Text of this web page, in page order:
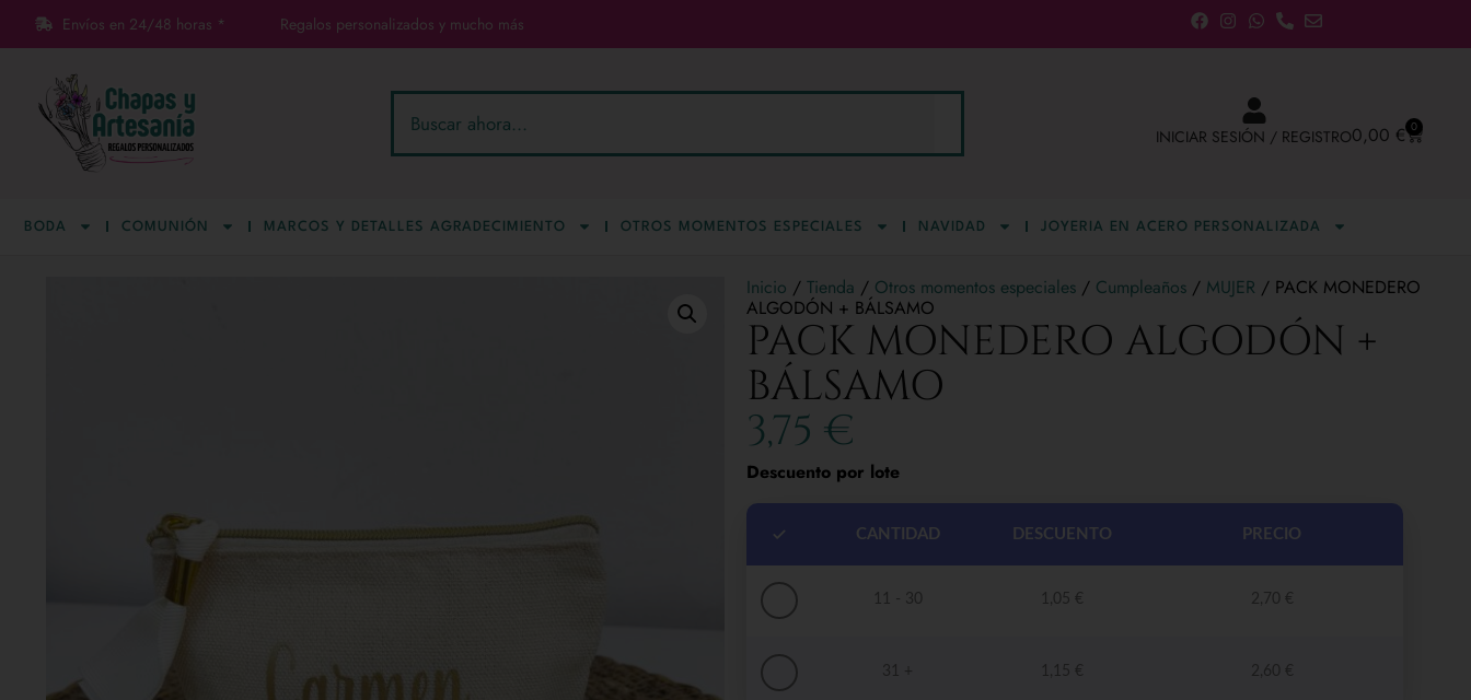
Envíos en 24/48 horas * Regalos personalizados y mucho más
INICIAR SESIÓN / REGISTRO0,00 € 0
BODA COMUNIÓN MARCOS Y DETALLES AGRADECIMIENTO OTROS MOMENTOS ESPECIALES NAVIDAD JOYERIA EN ACERO PERSONALIZADA
Inicio / Tienda / Otros momentos especiales / Cumpleaños / MUJER / PACK MONEDERO
ALGODÓN + BÁLSAMO
PACK MONEDERO ALGODÓN +
BÁLSAMO
3,75 €
Descuento por lote
CANTIDAD DESCUENTO PRECIO
11 - 30 1,05 € 2,70 €
31 + 1,15 € 2,60 €